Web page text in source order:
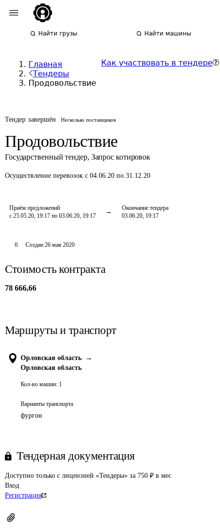
Найти грузы Найти машины
Главная
Тендеры
Продовольствие
Как участвовать в тендере
Тендер завершён Несколько поставщиков
Продовольствие
Государственный тендер, Запрос котировок
Осуществление перевозок с 04.06.20 по 31.12.20
Приём предложений
с 25.05.20, 19:17 по 03.06.20, 19:17
Окончание тендера
03.06.20, 19:17
0 Создан 26 мая 2020
Стоимость контракта
78 666,66
Маршруты и транспорт
Орловская область
→
Орловская область
Кол-во машин: 1
Варианты транспорта
фургон
Тендерная документация
Доступно только с лицензией «Тендеры» за 750 ₽ в мес
Вход
Регистрация